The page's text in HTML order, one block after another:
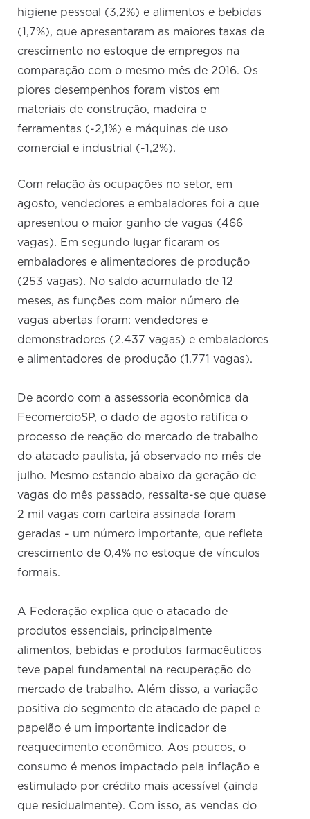
higiene pessoal (3,2%) e alimentos e bebidas
(1,7%), que apresentaram as maiores taxas de
crescimento no estoque de empregos na
comparação com o mesmo mês de 2016. Os
piores desempenhos foram vistos em
materiais de construção, madeira e
ferramentas (-2,1%) e máquinas de uso
comercial e industrial (-1,2%).
Com relação às ocupações no setor, em
agosto, vendedores e embaladores foi a que
apresentou o maior ganho de vagas (466
vagas). Em segundo lugar ficaram os
embaladores e alimentadores de produção
(253 vagas). No saldo acumulado de 12
meses, as funções com maior número de
vagas abertas foram: vendedores e
demonstradores (2.437 vagas) e embaladores
e alimentadores de produção (1.771 vagas).
De acordo com a assessoria econômica da
FecomercioSP, o dado de agosto ratifica o
processo de reação do mercado de trabalho
do atacado paulista, já observado no mês de
julho. Mesmo estando abaixo da geração de
vagas do mês passado, ressalta-se que quase
2 mil vagas com carteira assinada foram
geradas - um número importante, que reflete
crescimento de 0,4% no estoque de vínculos
formais.
A Federação explica que o atacado de
produtos essenciais, principalmente
alimentos, bebidas e produtos farmacêuticos
teve papel fundamental na recuperação do
mercado de trabalho. Além disso, a variação
positiva do segmento de atacado de papel e
papelão é um importante indicador de
reaquecimento econômico. Aos poucos, o
consumo é menos impactado pela inflação e
estimulado por crédito mais acessível (ainda
que residualmente). Com isso, as vendas do